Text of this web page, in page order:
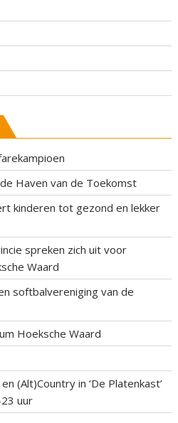
Haven van de Toekomst
kinderen tot gezond en lekker
spreken zich uit voor
Waard
softbalvereniging van de
Hoeksche Waard
(Alt)Country in ‘De Platenkast’
uur